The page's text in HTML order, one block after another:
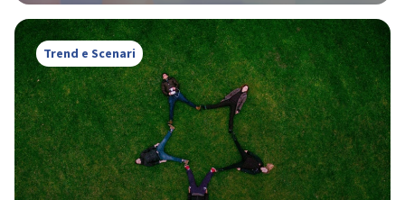
Trend e Scenari